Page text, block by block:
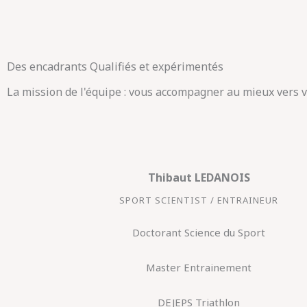
Des encadrants Qualifiés et expérimentés
La mission de l'équipe : vous accompagner au mieux
Thibaut LEDANOIS
SPORT SCIENTIST / ENTRAINEUR
Doctorant Science du Sport
Master Entrainement
DEJEPS Triathlon